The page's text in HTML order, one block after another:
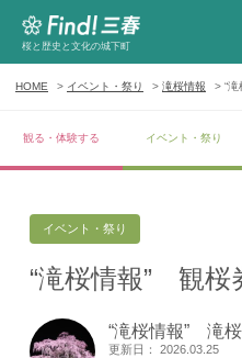
桜と歴史と文化の城下町
HOME イベント・祭り 滝桜情報 “
観る・体験する イベント・祭り
イベント・祭り
“滝桜情報” 観桜
“滝桜情報” 滝
更新日： 2026.03.25